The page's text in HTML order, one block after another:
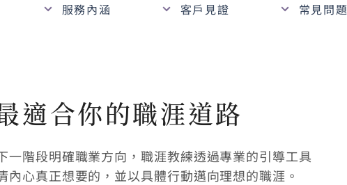
服務內涵 客戶見證 常見問題
適合你的職涯道路
一階段明確職業方向，職涯教練透過專業的引導工具
內心真正想要的，並以具體行動邁向理想的職涯。